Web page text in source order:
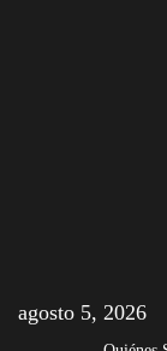
agosto 5, 2026